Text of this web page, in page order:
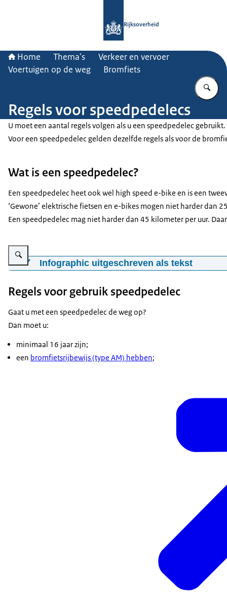
Rijksoverheid
Home Thema's
Verkeer en vervoer
Voertuigen op de weg
Bromfiets
Regels voor speedpedelecs
U moet een aantal regels volgen als u een speedpedelec gebruikt.
Voor een speedpedelec gelden dezelfde regels als voor de
Wat is een speedpedelec?
Een speedpedelec heet ook wel high speed e-bike en is een
‘Gewone’ elektrische fietsen en e-bikes mogen niet harder dan
Een speedpedelec mag niet harder dan 45 kilometer per uur.
Vergroot afbeelding Infographic: Zie de onderstaande tekst voor informatie
Infographic uitgeschreven als tekst
U kunt een speedpedelec herkennen aan:
een geel kenteken;
fietser draagt een helm;
een achteruitkijkspiegel;
mag maximaal 45 km/u;
Regels voor gebruik speedpedelec
Gaat u met een speedpedelec de weg op?
Dan moet u:
minimaal 16 jaar zijn;
een bromfietsrijbewijs (type AM) hebben;